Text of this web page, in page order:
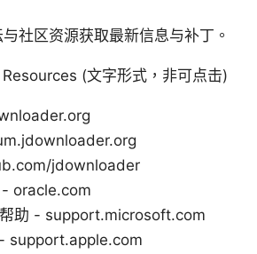
社区资源获取最新信息与补丁。
(文字形式，非可点击)
jdownloader
oracle.com
助 - support.microsoft.com
support.apple.com